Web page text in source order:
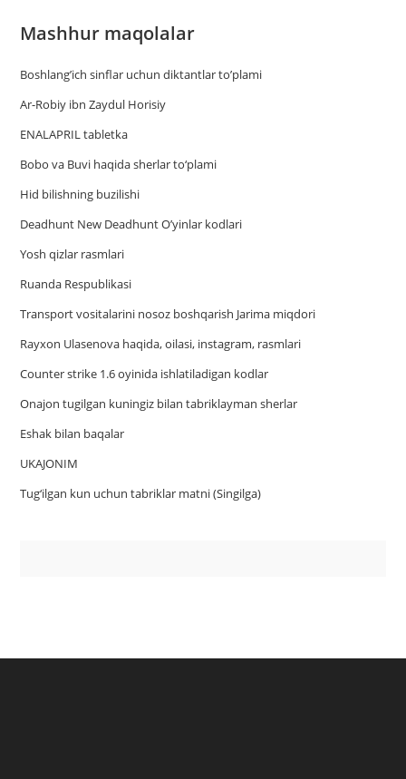
Mashhur maqolalar
Boshlang’ich sinflar uchun diktantlar to’plami
Ar-Robiy ibn Zaydul Horisiy
ENALAPRIL tabletka
Bobo va Buvi haqida sherlar to‘plami
Hid bilishning buzilishi
Deadhunt New Deadhunt O’yinlar kodlari
Yosh qizlar rasmlari
Ruanda Respublikasi
Trаnsport vositаlаrini nosoz boshqаrish Jаrimа miqdori
Rayxon Ulasenova haqida, oilasi, instagram, rasmlari
Counter strike 1.6 oyinida ishlatiladigan kodlar
Onajon tugilgan kuningiz bilan tabriklayman sherlar
Eshak bilan baqalar
UKAJONIM
Tug‘ilgan kun uchun tabriklar matni (Singilga)